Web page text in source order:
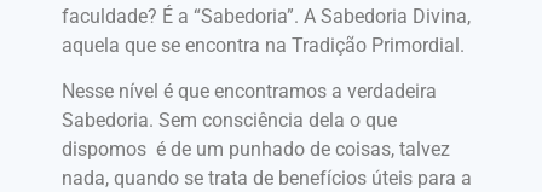
faculdade? É a “Sabedoria”. A Sabedoria Divina,
aquela que se encontra na Tradição Primordial.
Nesse nível é que encontramos a verdadeira
Sabedoria. Sem consciência dela o que
dispomos é de um punhado de coisas, talvez
nada, quando se trata de benefícios úteis para a